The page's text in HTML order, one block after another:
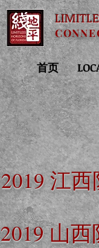
首页
2019 江西
2019 山西